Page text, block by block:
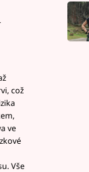
což
ve
Vše